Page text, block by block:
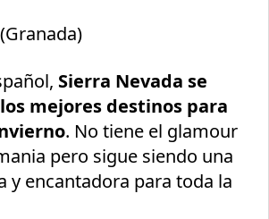
Sierra Nevada se
mejores destinos para
. No tiene el glamour
pero sigue siendo una
y encantadora para toda la